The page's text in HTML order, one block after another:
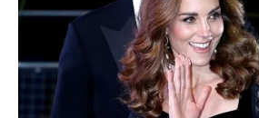
letra inicial do seu nome ou em
borboleta, coração etc. E para
cara mais personalizada e
customizá-lo com algumas